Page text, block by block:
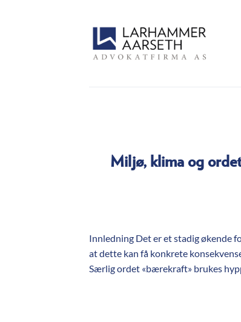
Miljø, klima og
Innledning Det er et stadig økende
at dette kan få konkrete
Særlig ordet «bærekraft» brukes